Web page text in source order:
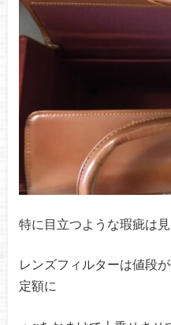
特に目立つような瑕疵は見
レンズフィルターは値段
定額に